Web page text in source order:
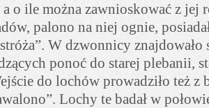
o ile można zawnioskować z jej
palono na niej ognie,
W dzwonnicy znajdowało
ponoć do starej plebanii,
do lochów prowadziło też z
Lochy te badał w